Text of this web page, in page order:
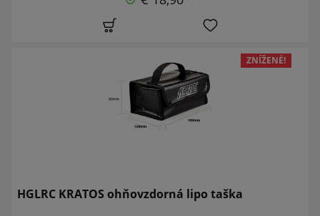
ZNÍŽENÉ!
HGLRC KRATOS ohňovzdorná lipo taška